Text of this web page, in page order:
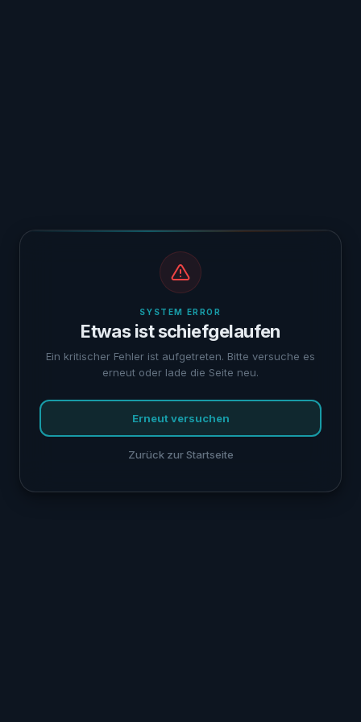
SYSTEM ERROR
Etwas ist schiefgelaufen
Ein kritischer Fehler ist aufgetreten. Bitte versuche es
erneut oder lade die Seite neu.
Erneut versuchen
Zurück zur Startseite